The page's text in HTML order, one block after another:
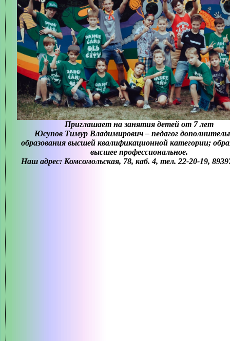
МАСТЕР-КЛАСС "САМ СЕБЕ ВИЗАЖИСТ""
МАСТЕР-КЛАСС "СОЛНЕЧНЫЙ АНГЕЛ""
-->
ИСТОРИЯ СОЗДАНИЯ ДВОРЦА
СВЕДЕНИЯ ОБ ОБРАЗОВАТЕЛЬНОЙ ОРГАНИЗАЦИИ
ТВОРЧЕСКИЕ ОБЪЕДИНЕНИЯ
БЕЗОПАСНОСТЬ